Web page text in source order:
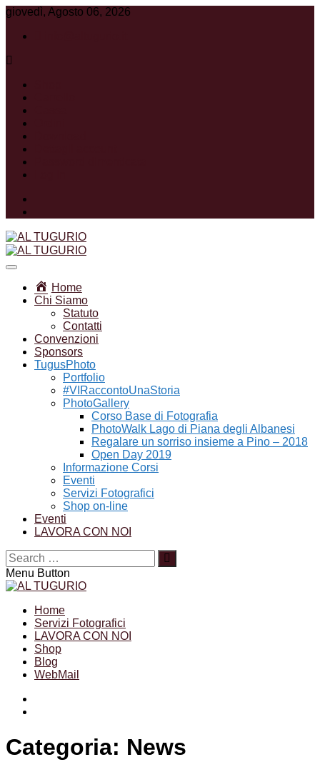
giovedì, Agosto 06, 2026
AL TUGURIO
Associazione Ricreativa Sportiva Culturale
Home
Chi Siamo
Statuto
Contatti
Convenzioni
Sponsors
TugusPhoto
Portfolio
#VIRaccontoUnaStoria
PhotoGallery
Corso Base di Fotografia
PhotoWalk Lago di Piana degli Albanesi
Regalare un sorriso insieme a Pino – 2018
Open Day 2019
Informazione Corsi
Eventi
Servizi Fotografici
Shop on-line
Eventi
LAVORA CON NOI
Menu Button
Home
Servizi Fotografici
LAVORA CON NOI
Shop
Blog
WebMail
Categoria: News